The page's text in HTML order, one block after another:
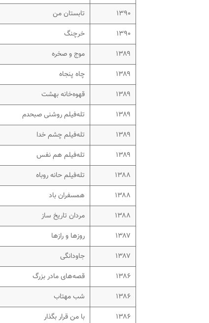
۱۳۹۰
تابستان من
۱۳۹۰
خرچنگ
۱۳۸۹
موج و صخره
۱۳۸۹
چاه پنجاه
۱۳۸۹
قهوه‌خانه بهشت
۱۳۸۹
تله‌فیلم روشنی صبحدم
۱۳۸۹
تله‌فیلم چشم خدا
۱۳۸۹
تله‌فیلم هم نفس
۱۳۸۸
تله‌فیلم حانه روباه
۱۳۸۸
همسفران باد
۱۳۸۸
مردان تاریخ ساز
۱۳۸۷
روزها و رازها
۱۳۸۷
جاودانگی
۱۳۸۶
قصه‌های مادر بزرگ
۱۳۸۶
شب مهتاب
۱۳۸۶
با من قرار بگذار